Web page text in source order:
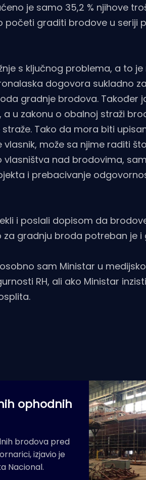
je samo 35,2 % njihove
početi graditi brodove u seriji
s ključnog problema, a to
dogovora sukladno
gradnje brodova. Također
u zakonu o obalnoj straži
Tako da mora biti
može sa njime raditi
nad brodovima,
i prebacivanje
i poslali dopisom da
gradnju broda potreban je i
sam Ministar u
RH, ali ako Ministar
ophodnih
brodova pred
izjavio je
Nacional.